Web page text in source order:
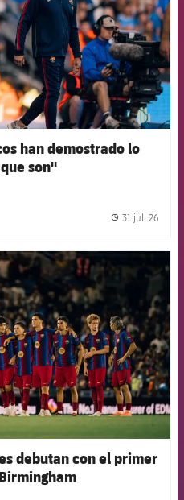
han demostrado lo
son"
31 jul. 26
FCB Barcelona badge
debutan con el primer